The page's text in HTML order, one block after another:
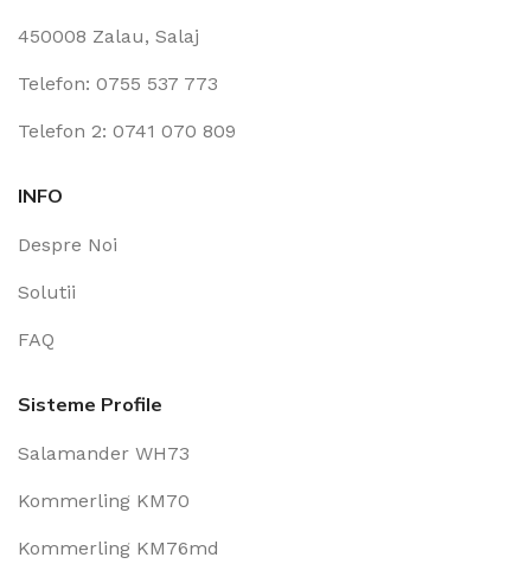
450008 Zalau, Salaj
Telefon: 0755 537 773
Telefon 2: 0741 070 809
INFO
Despre Noi
Solutii
FAQ
Sisteme Profile
Salamander WH73
Kommerling KM70
Kommerling KM76md